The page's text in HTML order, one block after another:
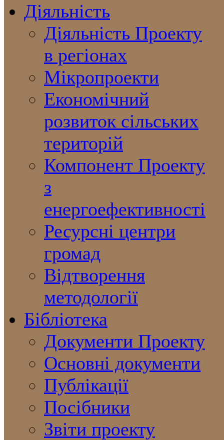
Діяльність
Діяльність Проекту
в регіонах
Мікропроекти
Економічний
розвиток сільських
територій
Компонент Проекту
з
енергоефективності
Ресурсні центри
громад
Відтворення
методології
Бібліотека
Документи Проекту
Основні документи
Публікації
Посібники
Звіти проекту